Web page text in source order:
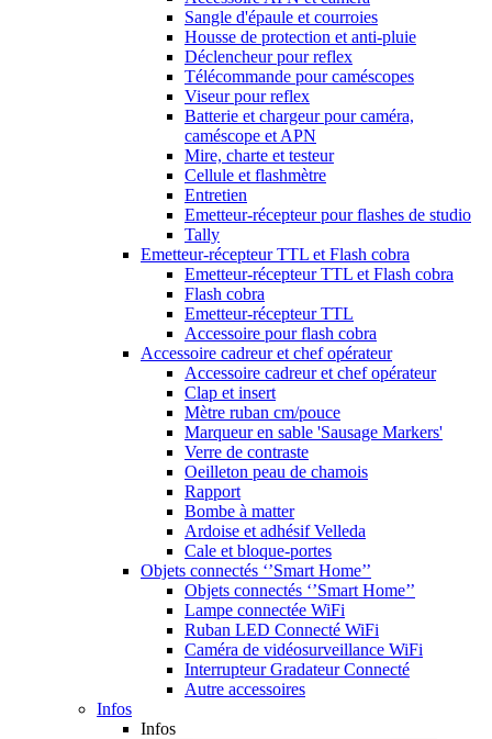
Sangle d'épaule et courroies
Housse de protection et anti-pluie
Déclencheur pour reflex
Télécommande pour caméscopes
Viseur pour reflex
Batterie et chargeur pour caméra,
caméscope et APN
Mire, charte et testeur
Cellule et flashmètre
Entretien
Emetteur-récepteur pour flashes de studio
Tally
Emetteur-récepteur TTL et Flash cobra
Emetteur-récepteur TTL et Flash cobra
Flash cobra
Emetteur-récepteur TTL
Accessoire pour flash cobra
Accessoire cadreur et chef opérateur
Accessoire cadreur et chef opérateur
Clap et insert
Mètre ruban cm/pouce
Marqueur en sable 'Sausage Markers'
Verre de contraste
Oeilleton peau de chamois
Rapport
Bombe à matter
Ardoise et adhésif Velleda
Cale et bloque-portes
Objets connectés ‘’Smart Home’’
Objets connectés ‘’Smart Home’’
Lampe connectée WiFi
Ruban LED Connecté WiFi
Caméra de vidéosurveillance WiFi
Interrupteur Gradateur Connecté
Autre accessoires
Infos
Infos